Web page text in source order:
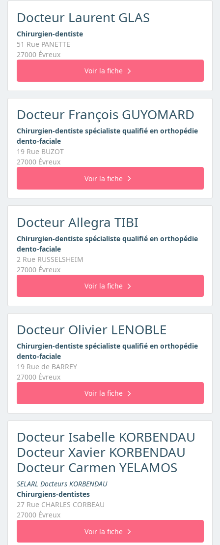
Docteur Laurent GLAS
Chirurgien-dentiste
51 Rue PANETTE
27000 Évreux
Voir la fiche
Docteur François GUYOMARD
Chirurgien-dentiste spécialiste qualifié en orthopédie
dento-faciale
19 Rue BUZOT
27000 Évreux
Voir la fiche
Docteur Allegra TIBI
Chirurgien-dentiste spécialiste qualifié en orthopédie
dento-faciale
2 Rue RUSSELSHEIM
27000 Évreux
Voir la fiche
Docteur Olivier LENOBLE
Chirurgien-dentiste spécialiste qualifié en orthopédie
dento-faciale
19 Rue de BARREY
27000 Évreux
Voir la fiche
Docteur Isabelle KORBENDAU
Docteur Xavier KORBENDAU
Docteur Carmen YELAMOS
SELARL Docteurs KORBENDAU
Chirurgiens-dentistes
27 Rue CHARLES CORBEAU
27000 Évreux
Voir la fiche